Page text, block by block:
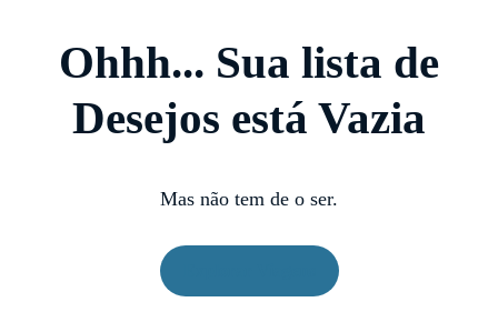
Ohhh... Sua lista de
Desejos está Vazia
Mas não tem de o ser.